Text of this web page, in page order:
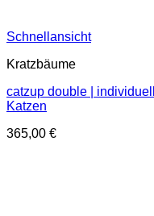
Schnellansicht
Kratzbäume
catzup double |
Katzen
365,00 €